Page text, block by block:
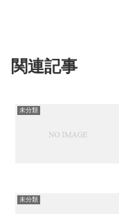
関連記事
未分類
未分類